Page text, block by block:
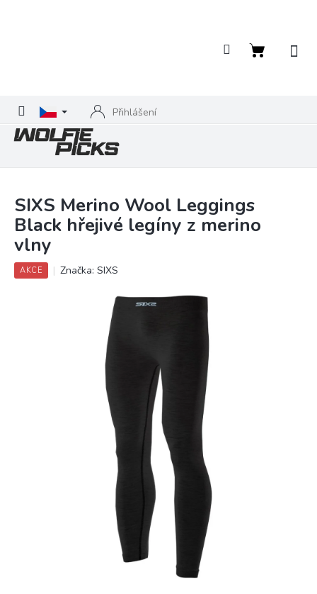
Přihlášení
Nákupní
SIXS Merino Wool Leggings
Black hřejivé legíny z merino
vlny
AKCE Značka: SIXS